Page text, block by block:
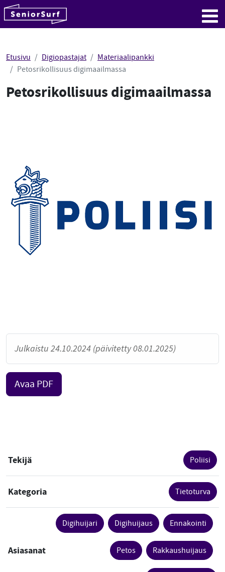
Hyppää sisältöön
Etusivu Digiopastajat
Materiaalipankki
Petosrikollisuus digimaailmassa
Petosrikollisuus digimaailmassa
Julkaistu 24.10.2024 (päivitetty 08.01.2025)
Avaa PDF
Tekijä Poliisi
Kategoria Tietoturva
Asiasanat
Digihuijari Digihuijaus Ennakointi
Petos Rakkaushuijaus